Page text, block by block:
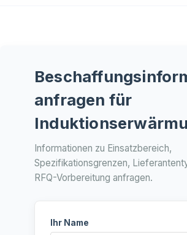
anfragen für
Informationen zu Einsatzbereich,
Spezifikationsgrenzen,
RFQ-Vorbereitung anfragen.
Ihr Name